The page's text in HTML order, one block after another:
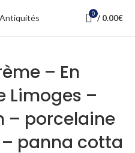
0 / 0.00€
– En
Limoges –
– porcelaine
panna cotta